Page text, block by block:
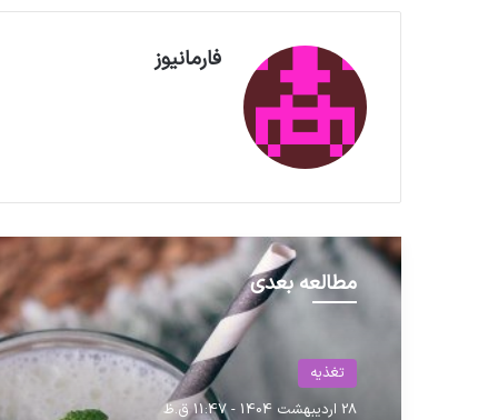
فارمانیوز
مطالعه بعدی
تغذیه
حوزه سلامت